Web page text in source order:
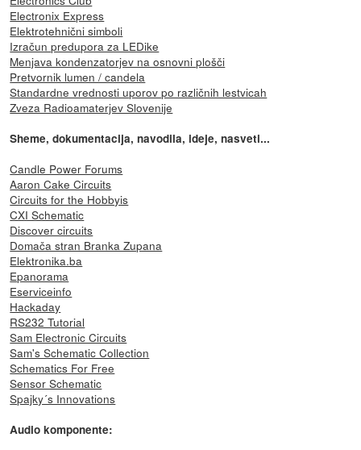
Electronix Express
Elektrotehnični simboli
Izračun predupora za LEDike
Menjava kondenzatorjev na osnovni plošči
Pretvornik lumen / candela
Standardne vrednosti uporov po različnih lestvicah
Zveza Radioamaterjev Slovenije
Sheme, dokumentacija, navodila, ideje, nasveti...
Candle Power Forums
Aaron Cake Circuits
Circuits for the Hobbyis
CXI Schematic
Discover circuits
Domača stran Branka Zupana
Elektronika.ba
Epanorama
Eserviceinfo
Hackaday
RS232 Tutorial
Sam Electronic Circuits
Sam's Schematic Collection
Schematics For Free
Sensor Schematic
Spajky´s Innovations
Audio komponente: